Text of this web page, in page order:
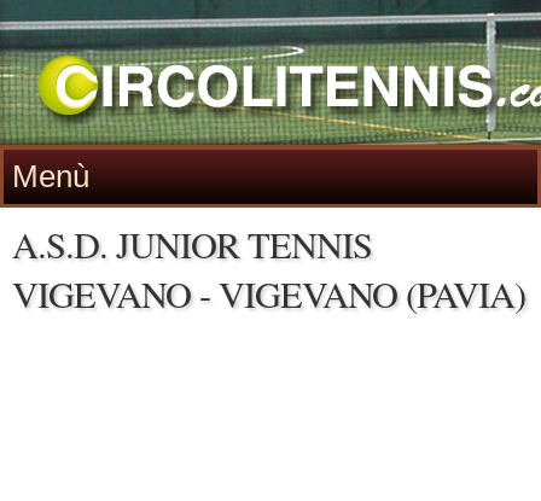
Menù
A.S.D. JUNIOR TENNIS
VIGEVANO - VIGEVANO (PAVIA)